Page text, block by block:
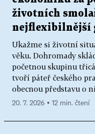
životních
nejflexibilnější
Ukažme si životní
věku. Dohromady
početnou skupinu
tvoří páteř českého
obecnou představu o
20. 7. 2026 ▪ 12 min. čtení